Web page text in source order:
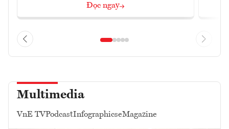
Đọc ngay
Multimedia
VnE TVPodcastInfographicseMagazine